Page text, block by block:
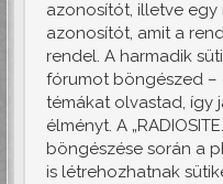
azonosítót, illetve
azonosítót, amit a
rendel. A harmadik
fórumot böngészed –
témákat olvastad, így
élményt. A
böngészése során a
is létrehozhatnak